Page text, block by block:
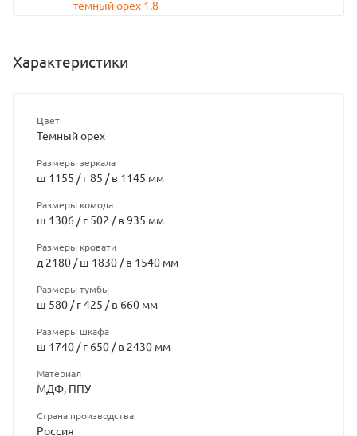
Характеристики
Цвет
Темный орех
Размеры зеркала
ш 1155 / г 85 / в 1145 мм
Размеры комода
ш 1306 / г 502 / в 935 мм
Размеры кровати
д 2180 / ш 1830 / в 1540 мм
Размеры тумбы
ш 580 / г 425 / в 660 мм
Размеры шкафа
ш 1740 / г 650 / в 2430 мм
Материал
МДФ, ППУ
Страна производства
Россия